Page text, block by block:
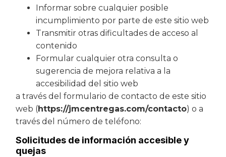
Informar sobre cualquier posible
incumplimiento por parte de este sitio web
Transmitir otras dificultades de acceso al
contenido
Formular cualquier otra consulta o
sugerencia de mejora relativa a la
accesibilidad del sitio web
a través del formulario de contacto de este sitio
web (https://jmcentregas.com/contacto) o a
través del número de teléfono:
Solicitudes de información accesible y
quejas